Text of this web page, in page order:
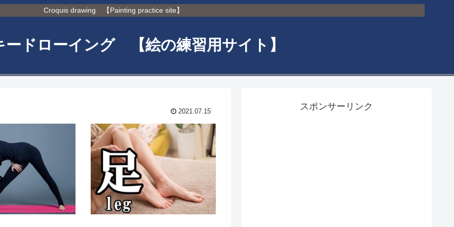
Croquis drawing 【Painting practice site】
ードローイング 【絵の練習用サイト】
2021.07.15 スポンサーリンク